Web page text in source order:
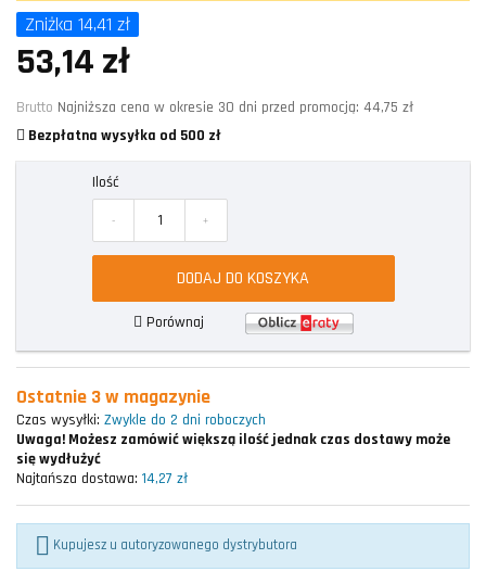
Zniżka 14,41 zł
53,14 zł
Brutto Najniższa cena w okresie 30 dni przed promocją: 44,75 zł
Bezpłatna wysyłka od 500 zł
Ilość
- +
DODAJ DO KOSZYKA
Porównaj
Ostatnie 3 w magazynie
Czas wysyłki: Zwykle do 2 dni roboczych
Uwaga! Możesz zamówić większą ilość jednak czas dostawy może
się wydłużyć
Najtańsza dostawa: 14,27 zł
 Kupujesz u autoryzowanego dystrybutora